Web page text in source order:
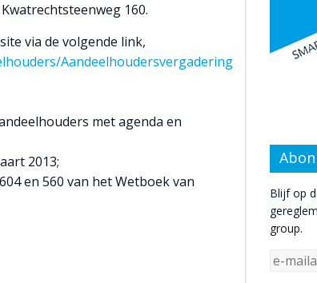
160.
via de volgende link,
Aandeelhoudersvergadering
met agenda en
2013;
en 560 van het Wetboek van
Blijf op
group.